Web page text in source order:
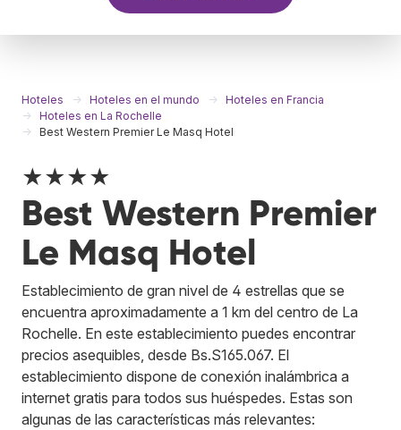
Hoteles Hoteles en el mundo
Hoteles en Francia
Hoteles en La Rochelle
Best Western Premier Le Masq Hotel
★★★★
Best Western Premier
Le Masq Hotel
Establecimiento de gran nivel de 4 estrellas que se
encuentra aproximadamente a 1 km del centro de La
Rochelle. En este establecimiento puedes encontrar
precios asequibles, desde Bs.S165.067. El
establecimiento dispone de conexión inalámbrica a
internet gratis para todos sus huéspedes. Estas son
algunas de las características más relevantes: